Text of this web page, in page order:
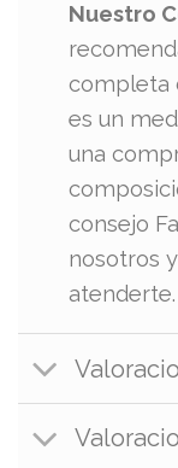
Nuestro
completa
es un
una
consejo
nosotros
atenderte.